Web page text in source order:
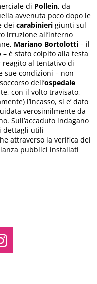
di Pollein, da
avvenuta poco dopo le
deicarabinieri giunti sul
irruzione all’interno
Mariano Bortolotti – il
– è stato colpito alla testa
reagito al tentativo di
sue condizioni – non
dell’ospedale
con il volto travisato,
l’incasso, si e’ dato
verosimilmente da
Sull’accaduto indagano
dettagli utili
attraverso la verifica dei
pubblici installati